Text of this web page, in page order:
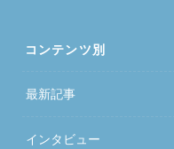
コンテンツ別
最新記事
インタビュー